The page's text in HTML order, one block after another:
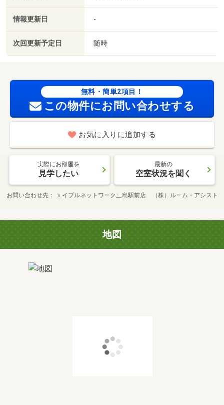
情報更新日 -
次回更新予定日 随時
無料・簡単2項目！
この物件にお問い合わせする
お気に入りに追加する
実際にお部屋を
見学したい
最新の
空室状況を聞く
お問い合わせ先 エイブルネットワーク三島駅前店 （株）ルーム・アシスト
地図